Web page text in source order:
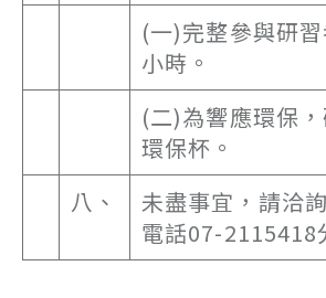
(一)完整參與研
小時。
(二)為響應環保
環保杯。
八、
未盡事宜，請洽
電話07-2115418